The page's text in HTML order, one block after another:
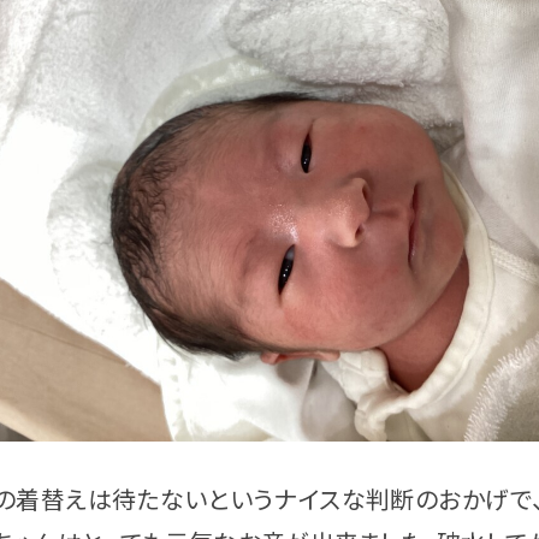
着替えは待たないというナイスな判断のおかげで